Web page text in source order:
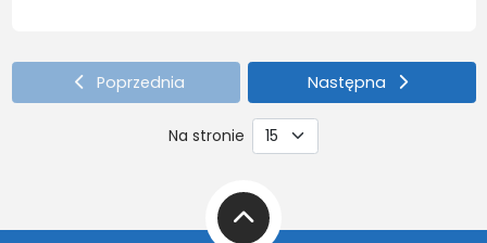
Poprzednia Następna
Na stronie
Do góry